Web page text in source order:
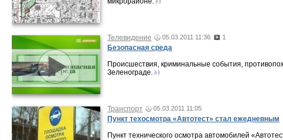
Телевидение 05.03.2011 11:36 1
Безопасная среда
Происшествия, криминальные события,
Зеленограде.
Транспорт 05.03.2011 11:05
Пункт техосмотра «Автотест» стал ежедневным
Пункт технического осмотра автомобилей